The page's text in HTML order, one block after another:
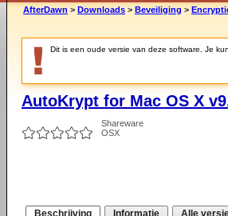
AfterDawn > Downloads > Beveiliging >
Dit is een oude versie van deze software. Je
AutoKrypt for Mac OS X
Shareware
OSX
Beschrijving Informatie Alle